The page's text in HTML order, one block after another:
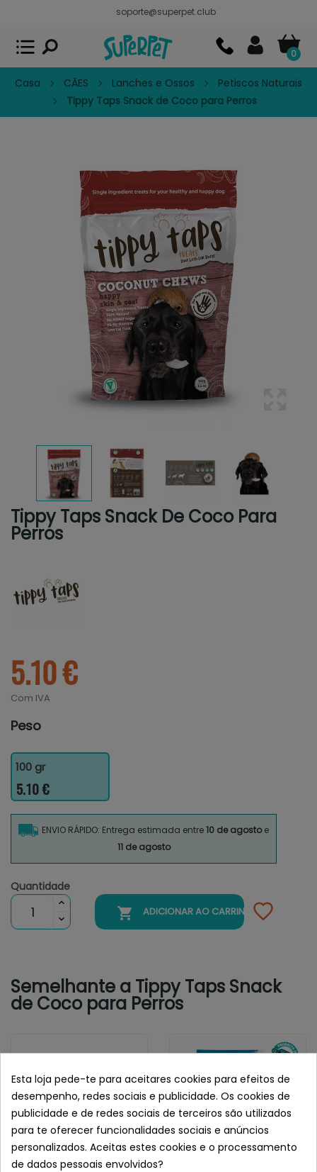
soporte@superpet.club
0
Casa CÃES Lanches e Ossos
Petiscos Naturais
Tippy Taps Snack de Coco para Perros
Tippy Taps Snack De Coco Para
Perros
5.10 €
Com IVA
Peso
100 gr
5.10 €
ENVIO RÁPIDO: Entrega estimada entre10 de agostoe
11 de agosto
Quantidade
 ADICIONAR AO CARRINHO
Semelhante a Tippy Taps Snack
de Coco para Perros
Superpet, comida para mascotas
APP GRATIS - En Google Play
Esta loja pede-te para aceitares cookies para efeitos de
desempenho, redes sociais e publicidade. Os cookies de
publicidade e de redes sociais de terceiros são utilizados
para te oferecer funcionalidades sociais e anúncios
personalizados. Aceitas estes cookies e o processamento
de dados pessoais envolvidos?